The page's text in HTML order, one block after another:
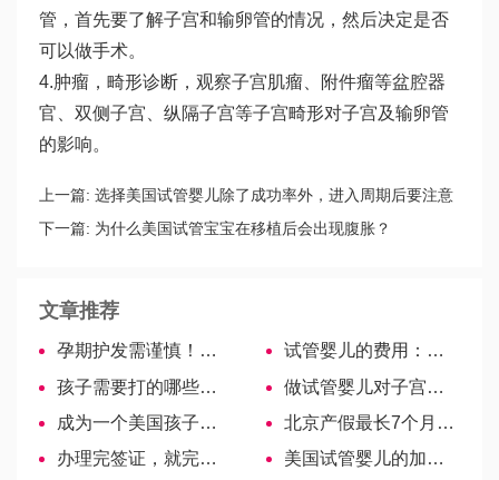
管，首先要了解子宫和输卵管的情况，然后决定是否
可以做手术。
4.肿瘤，畸形诊断，观察子宫肌瘤、附件瘤等盆腔器
官、双侧子宫、纵隔子宫等子宫畸形对子宫及输卵管
的影响。
上一篇: 选择美国试管婴儿除了成功率外，进入周期后要注意
什么？
下一篇: 为什么美国试管宝宝在移植后会出现腹胀？
文章推荐
孕期护发需谨慎！别让这七种有害成分的洗发水害了你
试管婴儿的费用：做二代试管需要多少钱？
孩子需要打的哪些针？宝妈们赶紧收藏！
做试管婴儿对子宫环境有要求，不符合标准妊娠率受影响
成为一个美国孩子有什么好处呢？
北京产假最长7个月，速看海淀区申请条件、流程
办理完签证，就完成赴美生子的一半吗？
美国试管婴儿的加分重点：根据专家建议服用辅酶Q10